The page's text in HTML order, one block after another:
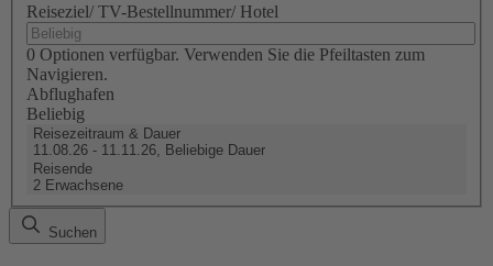
Reiseziel/ TV-Bestellnummer/ Hotel
0 Optionen verfügbar. Verwenden Sie die Pfeiltasten zum
Navigieren.
Abflughafen
Beliebig
Reisezeitraum & Dauer
11.08.26 - 11.11.26, Beliebige Dauer
Reisende
2 Erwachsene
Suchen